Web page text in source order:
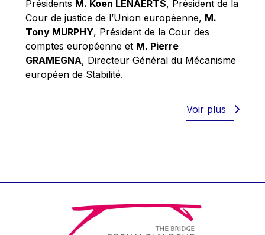
Pierre Gramegna
Richard Pelly
Robert Goebbels
Robert REYNDERS
Timothy Radcliffe
Vaclav Klaus
Vassilios Skouris
Présidents M. Koen LENAERTS, Président de la
Cour de justice de l’Union européenne, M.
Tony MURPHY, Président de la Cour des
comptes européenne et M. Pierre
GRAMEGNA, Directeur Général du Mécanisme
européen de Stabilité.
Voir plus